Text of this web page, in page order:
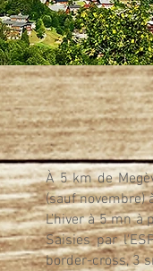
À 5 km de
(sauf novembre)
L’hiver à 5 mn
Saisies par
border-cross, 3